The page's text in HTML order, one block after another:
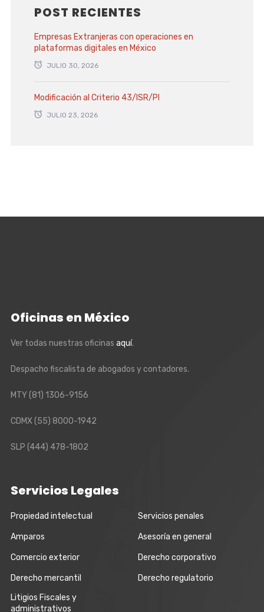
POST RECIENTES
Empresas Extranjeras con operaciones en
plataformas digitales en México
JULIO 30, 2026
Modificación al Criterio 43/ISR/PI
JULIO 23, 2026
Oficinas en México
Ver todas nuestras oficinas aquí.
Despacho fiscalista de abogados y contadores.
MTY(81) 1306-9156
CDMX(55) 8000-1942
SLP (444) 478-1802
Servicios Legales
Propiedad intelectual Servicios penales
Amparos Asesoría en general
Comercio exterior Derecho corporativo
Derecho mercantil
Derecho regulatorio
Litigios Fiscales y
administrativos